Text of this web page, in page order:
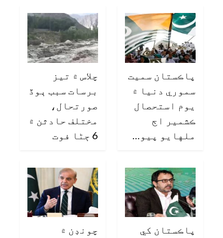
پاڪستان سميت
سموري دنيا ۾
يوم استحصال
ڪشمير اڄ
ملهايو پيو…
چلاس ۾ تيز
برسات سبب ٻوڏ
صورتحال،
مختلف حادثن ۾
6 ڄڻا فوت
پاڪستان کي
چونڊن ۾